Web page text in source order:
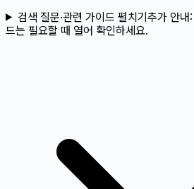
검색 질문·관련 가이드 펼치기추가 안내:
드는 필요할 때 열어 확인하세요.